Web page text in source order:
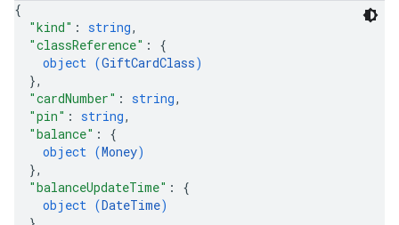
{
"kind" : string,
"classReference" : {
object (GiftCardClass)
},
"cardNumber" : string,
"pin" : string,
"balance" : {
object (Money)
},
"balanceUpdateTime" : {
object (DateTime)